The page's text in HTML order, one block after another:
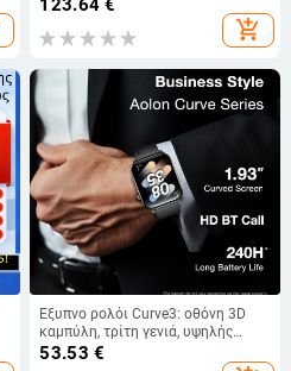
αδιάβροχο για καθημερινή χρήση)
123.64 €
add_shopping_cart
Έξυπνο ρολόι Curve3: οθόνη 3D
καμπύλη, τρίτη γενιά, υψηλής
ακρίβειας παρακολούθηση υγείας;
αδιάβροχο, μέτρηση σφυγμού,
53.53 €